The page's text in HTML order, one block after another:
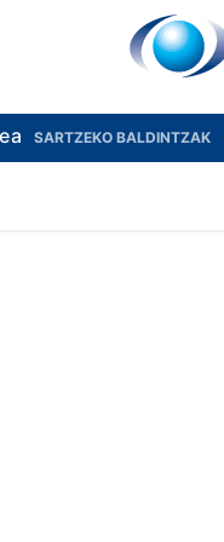
SARTZEKO BALDINTZAK